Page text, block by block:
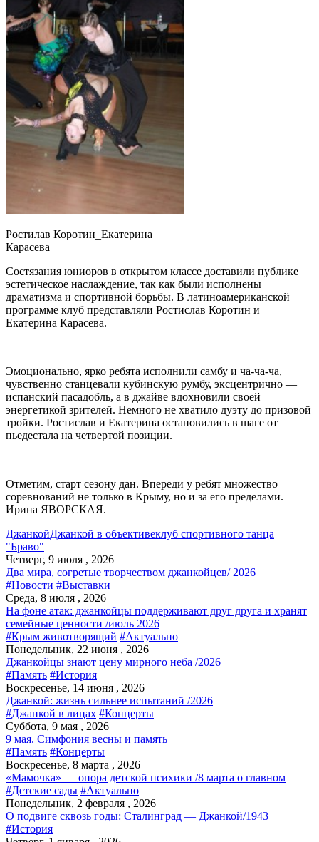
Ростилав Коротин_Екатерина
Карасева
Состязания юниоров в открытом классе доставили публике
эстетическое наслаждение, так как были исполнены
драматизма и спортивной борьбы. В латиноамериканской
программе клуб представляли Ростислав Коротин и
Екатерина Карасева.
Эмоционально, ярко ребята исполнили самбу и ча-ча-ча,
чувственно станцевали кубинскую румбу, эксцентрично —
испанский пасадобль, а в джайве вдохновили своей
энергетикой зрителей. Немного не хватило дуэту до призовой
тройки. Ростислав и Екатерина остановились в шаге от
пьедестала на четвертой позиции.
Отметим, старт сезону дан. Впереди у ребят множество
соревнований не только в Крыму, но и за его пределами.
Ирина ЯВОРСКАЯ.
ДжанкойДжанкой в объективеклуб спортивного танца
"Браво"
Четверг, 9 июля , 2026
Два мира, согретые творчеством джанкойцев/ 2026
#Новости #Выставки
Среда, 8 июля , 2026
На фоне атак: джанкойцы поддерживают друг друга и хранят
семейные ценности /июль 2026
#Крым животворящий #Актуально
Понедельник, 22 июня , 2026
Джанкойцы знают цену мирного неба /2026
#Память #История
Воскресенье, 14 июня , 2026
Джанкой: жизнь сильнее испытаний /2026
#Джанкой в лицах #Концерты
Суббота, 9 мая , 2026
9 мая. Симфония весны и память
#Память #Концерты
Воскресенье, 8 марта , 2026
«Мамочка» — опора детской психики /8 марта о главном
#Детские сады #Актуально
Понедельник, 2 февраля , 2026
О подвиге сквозь годы: Сталинград — Джанкой/1943
#История